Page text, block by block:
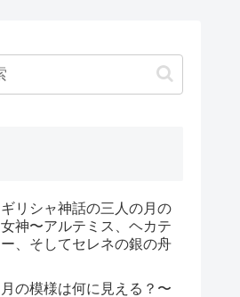
ギリシャ神話の三人の月の
女神〜アルテミス、ヘカテ
ー、そしてセレネの銀の舟
月の模様は何に見える？〜